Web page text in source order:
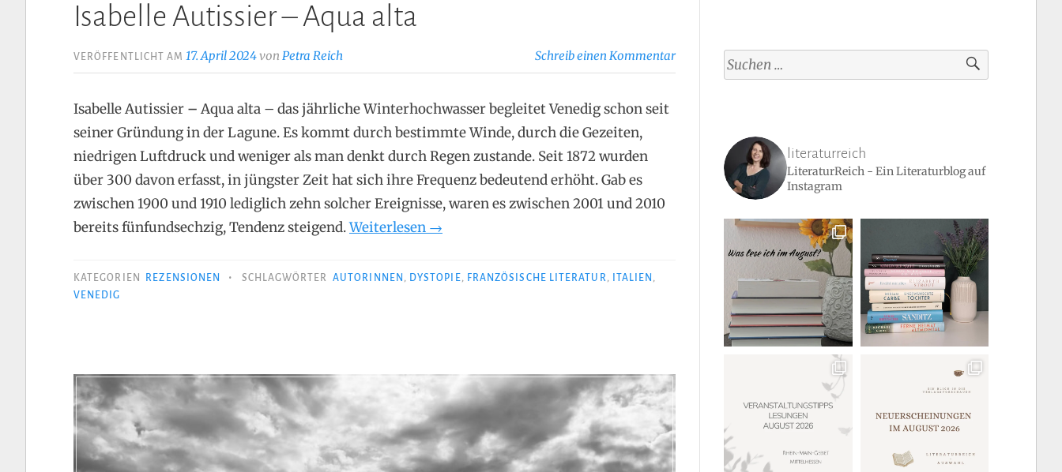
Isabelle Autissier – Aqua alta
VERÖFFENTLICHT AM17. April 2024vonPetra Reich Schreib einen Kommentar
Isabelle Autissier – Aqua alta – das jährliche Winterhochwasser begleitet Venedig schon seit
seiner Gründung in der Lagune. Es kommt durch bestimmte Winde, durch die Gezeiten,
niedrigen Luftdruck und weniger als man denkt durch Regen zustande. Seit 1872 wurden
über 300 davon erfasst, in jüngster Zeit hat sich ihre Frequenz bedeutend erhöht. Gab es
zwischen 1900 und 1910 lediglich zehn solcher Ereignisse, waren es zwischen 2001 und 2010
bereits fünfundsechzig, Tendenz steigend.Weiterlesen „Isabelle
–
→
KATEGORIEN REZENSIONEN • SCHLAGWÖRTER AUTORINNEN , DYSTOPIE, FRANZÖSISCHE LITERATUR , ITALIEN ,
VENEDIG
Suchen
nach:
literaturreich
LiteraturReich - Ein Literaturblog auf
Instagram